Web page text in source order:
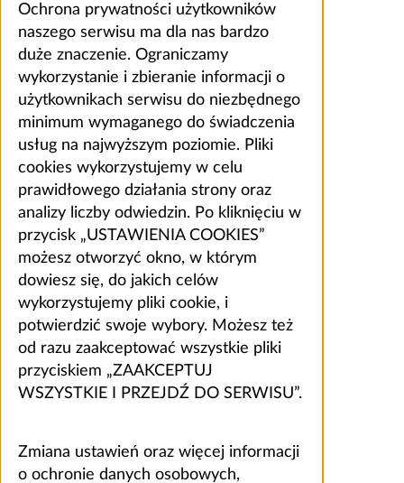
Ochrona prywatności użytkowników
naszego serwisu ma dla nas bardzo
duże znaczenie. Ograniczamy
wykorzystanie i zbieranie informacji o
użytkownikach serwisu do niezbędnego
minimum wymaganego do świadczenia
usług na najwyższym poziomie. Pliki
cookies wykorzystujemy w celu
prawidłowego działania strony oraz
analizy liczby odwiedzin. Po kliknięciu w
przycisk „USTAWIENIA COOKIES”
możesz otworzyć okno, w którym
dowiesz się, do jakich celów
wykorzystujemy pliki cookie, i
potwierdzić swoje wybory. Możesz też
od razu zaakceptować wszystkie pliki
przyciskiem „ZAAKCEPTUJ
WSZYSTKIE I PRZEJDŹ DO SERWISU”.
Zmiana ustawień oraz więcej informacji
o ochronie danych osobowych,